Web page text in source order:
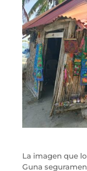
La imagen que
Guna